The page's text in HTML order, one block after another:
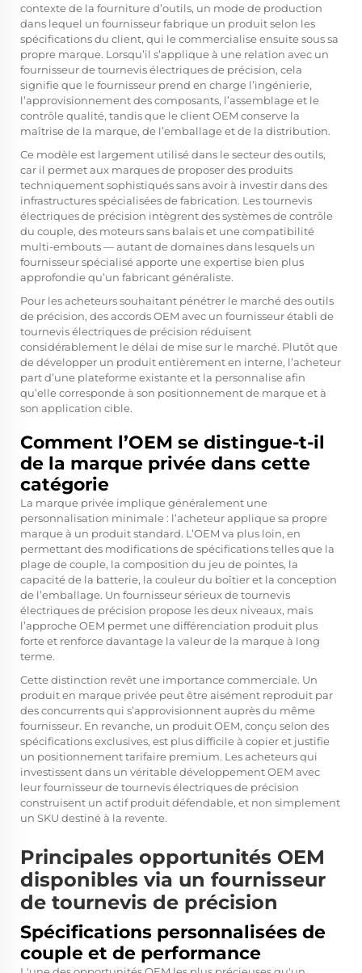
contexte de la fourniture d’outils, un mode de production
dans lequel un fournisseur fabrique un produit selon les
spécifications du client, qui le commercialise ensuite sous sa
propre marque. Lorsqu’il s’applique à une relation avec un
fournisseur de tournevis électriques de précision, cela
signifie que le fournisseur prend en charge l’ingénierie,
l’approvisionnement des composants, l’assemblage et le
contrôle qualité, tandis que le client OEM conserve la
maîtrise de la marque, de l’emballage et de la distribution.
Ce modèle est largement utilisé dans le secteur des outils,
car il permet aux marques de proposer des produits
techniquement sophistiqués sans avoir à investir dans des
infrastructures spécialisées de fabrication. Les tournevis
électriques de précision intègrent des systèmes de contrôle
du couple, des moteurs sans balais et une compatibilité
multi-embouts — autant de domaines dans lesquels un
fournisseur spécialisé apporte une expertise bien plus
approfondie qu’un fabricant généraliste.
Pour les acheteurs souhaitant pénétrer le marché des outils
de précision, des accords OEM avec un fournisseur établi de
tournevis électriques de précision réduisent
considérablement le délai de mise sur le marché. Plutôt que
de développer un produit entièrement en interne, l’acheteur
part d’une plateforme existante et la personnalise afin
qu’elle corresponde à son positionnement de marque et à
son application cible.
Comment l’OEM se distingue-t-il
de la marque privée dans cette
catégorie
La marque privée implique généralement une
personnalisation minimale : l’acheteur applique sa propre
marque à un produit standard. L’OEM va plus loin, en
permettant des modifications de spécifications telles que la
plage de couple, la composition du jeu de pointes, la
capacité de la batterie, la couleur du boîtier et la conception
de l’emballage. Un fournisseur sérieux de tournevis
électriques de précision propose les deux niveaux, mais
l’approche OEM permet une différenciation produit plus
forte et renforce davantage la valeur de la marque à long
terme.
Cette distinction revêt une importance commerciale. Un
produit en marque privée peut être aisément reproduit par
des concurrents qui s’approvisionnent auprès du même
fournisseur. En revanche, un produit OEM, conçu selon des
spécifications exclusives, est plus difficile à copier et justifie
un positionnement tarifaire premium. Les acheteurs qui
investissent dans un véritable développement OEM avec
leur fournisseur de tournevis électriques de précision
construisent un actif produit défendable, et non simplement
un SKU destiné à la revente.
Principales opportunités OEM
disponibles via un fournisseur
de tournevis de précision
Spécifications personnalisées de
couple et de performance